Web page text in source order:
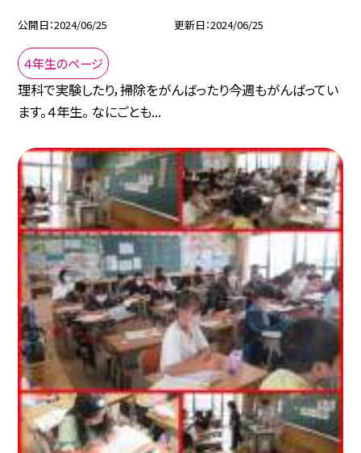
公開日 2024/06/25 更新日 2024/06/25
４年生のページ
理科で実験したり，掃除をがんばったり今週もがんばってい
ます。４年生。 なにごとも...